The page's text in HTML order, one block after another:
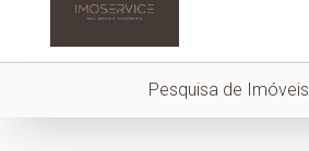
Pesquisa de Imóveis